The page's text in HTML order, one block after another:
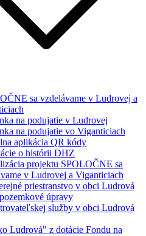
sa vzdelávame v Ludrovej a
na podujatie v Ludrovej
na podujatie vo Viganticiach
aplikácia QR kódy
o histórii DHZ
projektu SPOLOČNE sa
v Ludrovej a Viganticiach
priestranstvo v obci Ludrová
úpravy
služby v obci Ludrová
Ludrová" z dotácie Fondu na